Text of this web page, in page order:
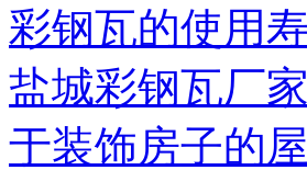
彩钢瓦的使用
盐城彩钢瓦厂
于装饰房子的